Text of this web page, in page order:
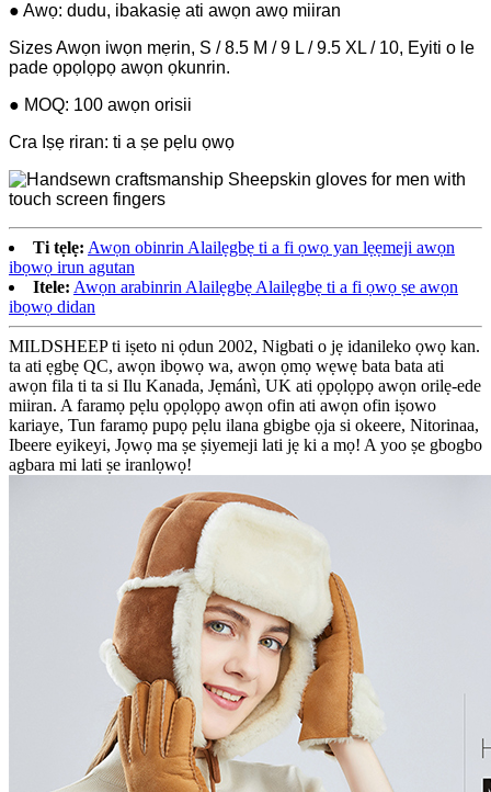
● Awọ: dudu, ibakasiẹ ati awọn awọ miiran
Sizes Awọn iwọn mẹrin, S / 8.5 M / 9 L / 9.5 XL / 10, Eyiti o le
pade ọpọlọpọ awọn ọkunrin.
● MOQ: 100 awọn orisii
Cra Iṣẹ riran: ti a ṣe pẹlu ọwọ
Ti tẹlẹ: Awọn obinrin Alailẹgbẹ ti a fi ọwọ yan lẹẹmeji awọn
ibọwọ irun agutan
Itele: Awọn arabinrin Alailẹgbẹ Alailẹgbẹ ti a fi ọwọ ṣe awọn
ibọwọ didan
MILDSHEEP ti iṣeto ni ọdun 2002, Nigbati o jẹ idanileko ọwọ kan.
ta ati ẹgbẹ QC, awọn ibọwọ wa, awọn ọmọ wẹwẹ bata bata ati
awọn fila ti ta si Ilu Kanada, Jẹmánì, UK ati ọpọlọpọ awọn orilẹ-ede
miiran. A faramọ pẹlu ọpọlọpọ awọn ofin ati awọn ofin iṣowo
kariaye, Tun faramọ pupọ pẹlu ilana gbigbe ọja si okeere, Nitorinaa,
Ibeere eyikeyi, Jọwọ ma ṣe ṣiyemeji lati jẹ ki a mọ! A yoo ṣe gbogbo
agbara mi lati ṣe iranlọwọ!